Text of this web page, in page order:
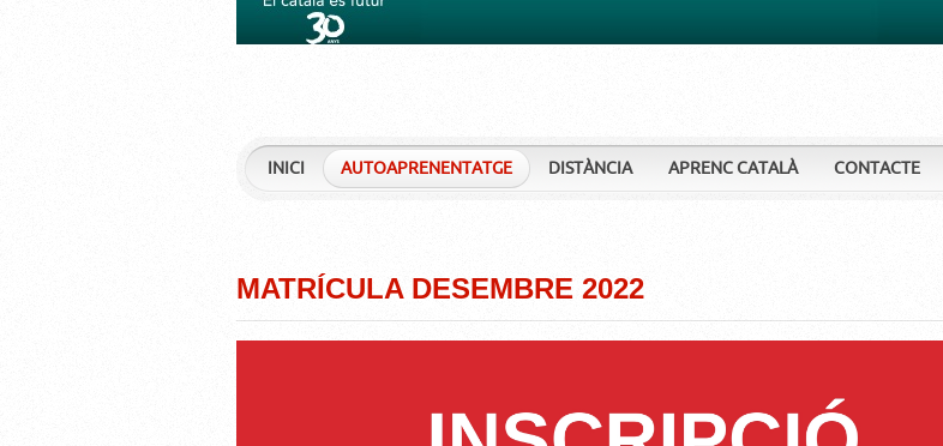
INICI AUTOAPRENENTATGE DISTÀNCIA APRENC CATALÀ CONTACTE
MATRÍCULA DESEMBRE 2022